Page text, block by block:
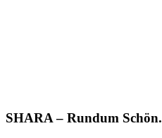
SHARA – Rundum Schön.